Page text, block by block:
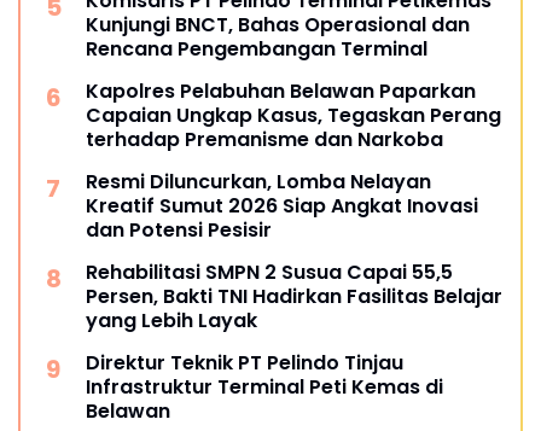
Kunjungi BNCT, Bahas Operasional dan
Rencana Pengembangan Terminal
Kapolres Pelabuhan Belawan Paparkan
Capaian Ungkap Kasus, Tegaskan Perang
terhadap Premanisme dan Narkoba
Resmi Diluncurkan, Lomba Nelayan
Kreatif Sumut 2026 Siap Angkat Inovasi
dan Potensi Pesisir
Rehabilitasi SMPN 2 Susua Capai 55,5
Persen, Bakti TNI Hadirkan Fasilitas Belajar
yang Lebih Layak
Direktur Teknik PT Pelindo Tinjau
Infrastruktur Terminal Peti Kemas di
Belawan